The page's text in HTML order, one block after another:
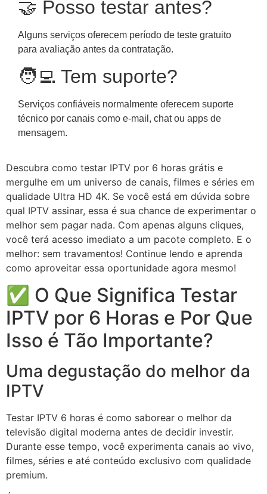
🤝 Posso testar antes?
Alguns serviços oferecem período de teste gratuito
para avaliação antes da contratação.
🧑‍💻 Tem suporte?
Serviços confiáveis normalmente oferecem suporte
técnico por canais como e-mail, chat ou apps de
mensagem.
Descubra como testar IPTV por 6 horas grátis e
mergulhe em um universo de canais, filmes e séries em
qualidade Ultra HD 4K. Se você está em dúvida sobre
qual IPTV assinar, essa é sua chance de experimentar o
melhor sem pagar nada. Com apenas alguns cliques,
você terá acesso imediato a um pacote completo. E o
melhor: sem travamentos! Continue lendo e aprenda
como aproveitar essa oportunidade agora mesmo!
✅ O Que Significa Testar
IPTV por 6 Horas e Por Que
Isso é Tão Importante?
Uma degustação do melhor da
IPTV
Testar IPTV 6 horas é como saborear o melhor da
televisão digital moderna antes de decidir investir.
Durante esse tempo, você experimenta canais ao vivo,
filmes, séries e até conteúdo exclusivo com qualidade
premium.